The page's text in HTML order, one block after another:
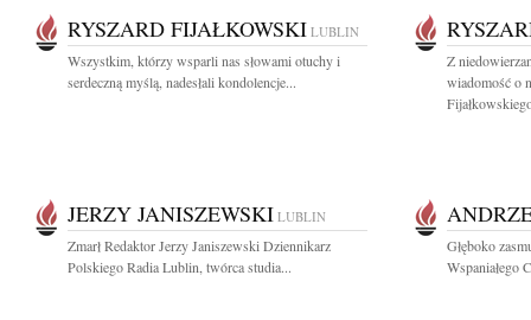
RYSZARD FIJAŁKOWSKI LUBLIN
Wszystkim, którzy wsparli nas słowami otuchy i
serdeczną myślą, nadesłali kondolencje...
Z
wiadomość o
JERZY JANISZEWSKI LUBLIN
Zmarł Redaktor Jerzy Janiszewski Dziennikarz
Polskiego Radia Lublin, twórca studia...
Głęboko
Wspaniałego